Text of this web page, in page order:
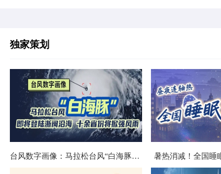
独家策划
台风数字画像：马拉松台风“白海豚”将影响十余省份 暑热消减！全国睡